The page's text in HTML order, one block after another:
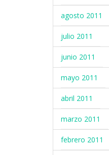
agosto 2011
julio 2011
junio 2011
mayo 2011
abril 2011
marzo 2011
febrero 2011